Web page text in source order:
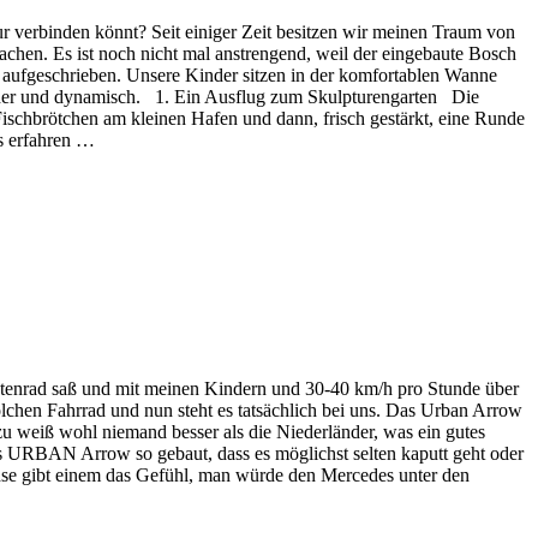
könnt? Seit einiger Zeit besitzen wir meinen Traum von
Es ist noch nicht mal anstrengend, weil der eingebaute Bosch
Unsere Kinder sitzen in der komfortablen Wanne
und dynamisch. 1. Ein Ausflug zum Skulpturengarten Die
am kleinen Hafen und dann, frisch gestärkt, eine Runde
erfahren …
saß und mit meinen Kindern und 30-40 km/h pro Stunde über
Fahrrad und nun steht es tatsächlich bei uns. Das Urban Arrow
weiß wohl niemand besser als die Niederländer, was ein gutes
Arrow so gebaut, dass es möglichst selten kaputt geht oder
gibt einem das Gefühl, man würde den Mercedes unter den